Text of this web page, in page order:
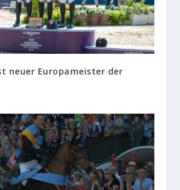
neuer Europameister der